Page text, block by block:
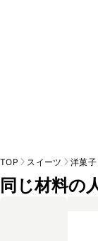
TOP スイーツ 洋菓子
同じ材料の